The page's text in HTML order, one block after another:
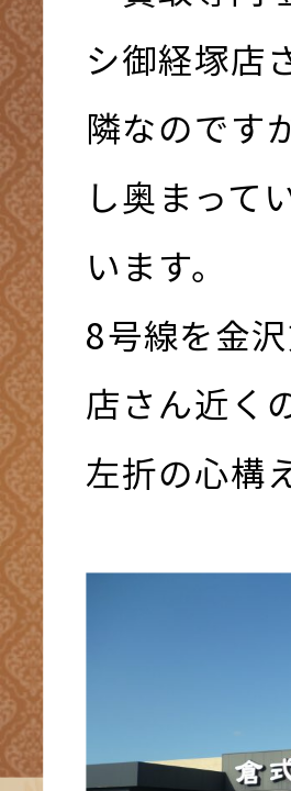
シ御経塚店
隣なのです
し奥まって
います。
8号線を金
店さん近く
左折の心構